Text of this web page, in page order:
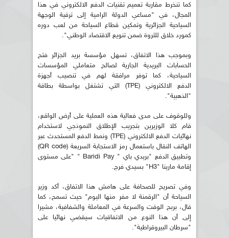
كما تنخرط مقاربة تعميم تقنيات الدفع الالكتروني في هذا
المجال، في "مساعي الدولة الرامية إلى ترقية الوجهة
السياحية الجزائرية وتمكين قطاع السياحة من لعب دوره
كمورد خلاق للثروة ضمن تنويع الاقتصاد الوطني".
وبموجب هذا الاتفاق، تسهل مؤسسة بريد الجزائر فتح
الحسابات البريدية الجارية لصالح متعاملي المؤسسات
السياحية، كما توفر مرافقة لهم في تنصيب أجهزة
الدفع الالكتروني (TPE) التي تشتغل بواسطة بطاقة
"الذهبية".
وللوقوف على مدى فعالية هذه العملية على أرض الواقع،
قام كلا الوزيرين بتجريب الإطلاق النموذجي لاستخدام
نهائيات الدفع الالكتروني (TPE) ونمط الدفع المستحدث عبر
الهاتف النقال باستعمال رمز الاستجابة السريعة (QR code)
وتطبيق الدفع "بريدي باي " Baridi Pay " "على مستوى
إقامة مارينا "H3" بسيدي فرج.
وفي تصريح للصحافة على هامش هذا الاتفاق، أكد وزير
السياحة أن "الرقمنة لا مفر منها اليوم" حيث تسمح، كما
قال، بربح الوقت والسرعة في المعاملة والشفافية، مشيرا
إلى أن هذا النوع من الاتفاقيات سيقضي نهائيا على
"سرطان البيروقراطية".